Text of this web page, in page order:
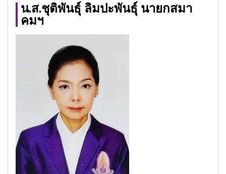
น.ส.ชุติพันธุ์ ลิมปะพันธุ์ นายกสมา
คมฯ